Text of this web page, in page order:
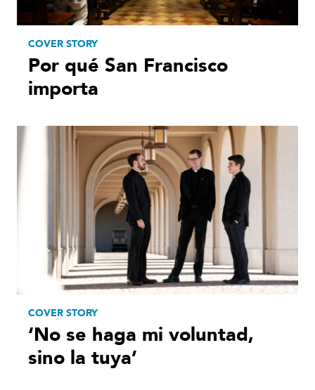
COVER STORY
Por qué San Francisco
importa
COVER STORY
‘No se haga mi voluntad,
sino la tuya’